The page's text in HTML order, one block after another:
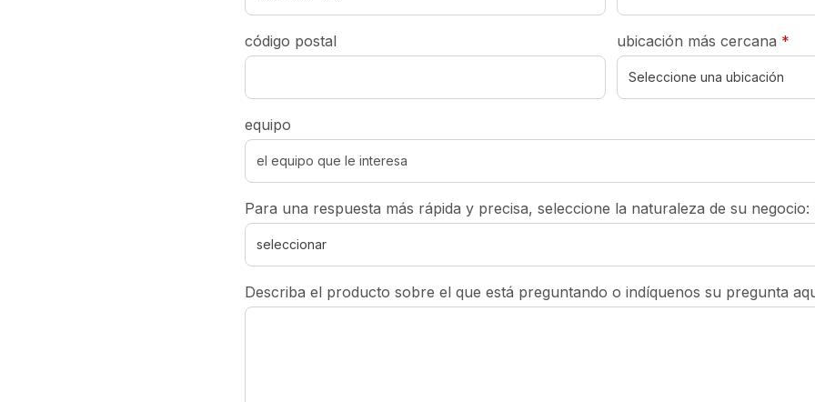
código postal ubicación más cercana *
equipo
Para una respuesta más rápida y precisa, seleccione la naturaleza de su negocio:
Describa el producto sobre el que está preguntando o indíquenos su pregunta